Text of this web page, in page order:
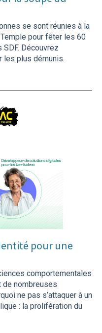
se sont réunies à la
pour fêter les 60
Découvrez
les plus démunis.
pour une
comportementales
de nombreuses
ne pas s’attaquer à un
: la prolifération du